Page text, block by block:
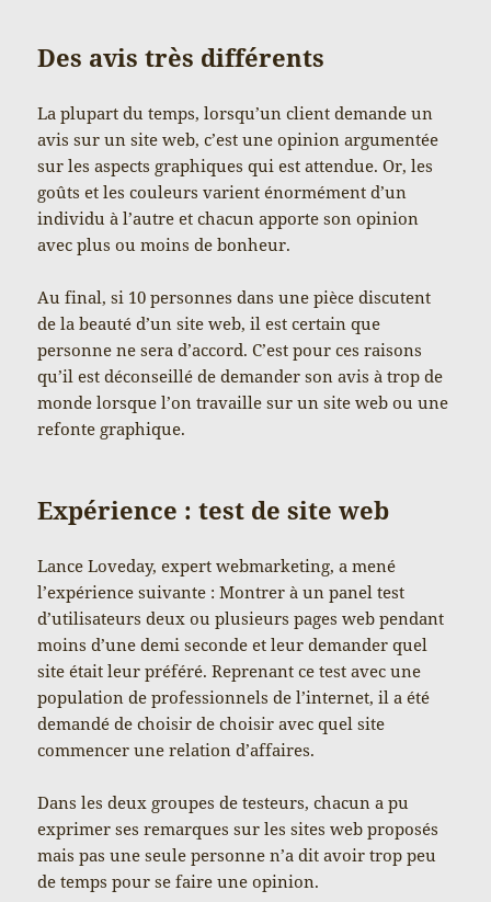
Des avis très différents
La plupart du temps, lorsqu’un client demande un
avis sur un site web, c’est une opinion argumentée
sur les aspects graphiques qui est attendue. Or, les
goûts et les couleurs varient énormément d’un
individu à l’autre et chacun apporte son opinion
avec plus ou moins de bonheur.
Au final, si 10 personnes dans une pièce discutent
de la beauté d’un site web, il est certain que
personne ne sera d’accord. C’est pour ces raisons
qu’il est déconseillé de demander son avis à trop de
monde lorsque l’on travaille sur un site web ou une
refonte graphique.
Expérience : test de site web
Lance Loveday, expert webmarketing, a mené
l’expérience suivante : Montrer à un panel test
d’utilisateurs deux ou plusieurs pages web pendant
moins d’une demi seconde et leur demander quel
site était leur préféré. Reprenant ce test avec une
population de professionnels de l’internet, il a été
demandé de choisir de choisir avec quel site
commencer une relation d’affaires.
Dans les deux groupes de testeurs, chacun a pu
exprimer ses remarques sur les sites web proposés
mais pas une seule personne n’a dit avoir trop peu
de temps pour se faire une opinion.